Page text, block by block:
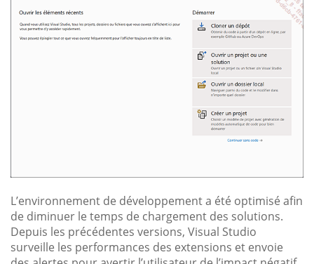
L’environnement de développement a été optimisé afin
de diminuer le temps de chargement des solutions.
Depuis les précédentes versions, Visual Studio
surveille les performances des extensions et envoie